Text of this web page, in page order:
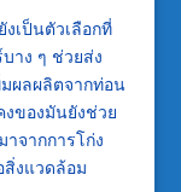
เป็นตัวเลือกที่
าง ๆ ช่วยส่ง
ผลผลิตจากท่อน
ของมันยังช่วย
จากการโก่ง
สิ่งแวดล้อม